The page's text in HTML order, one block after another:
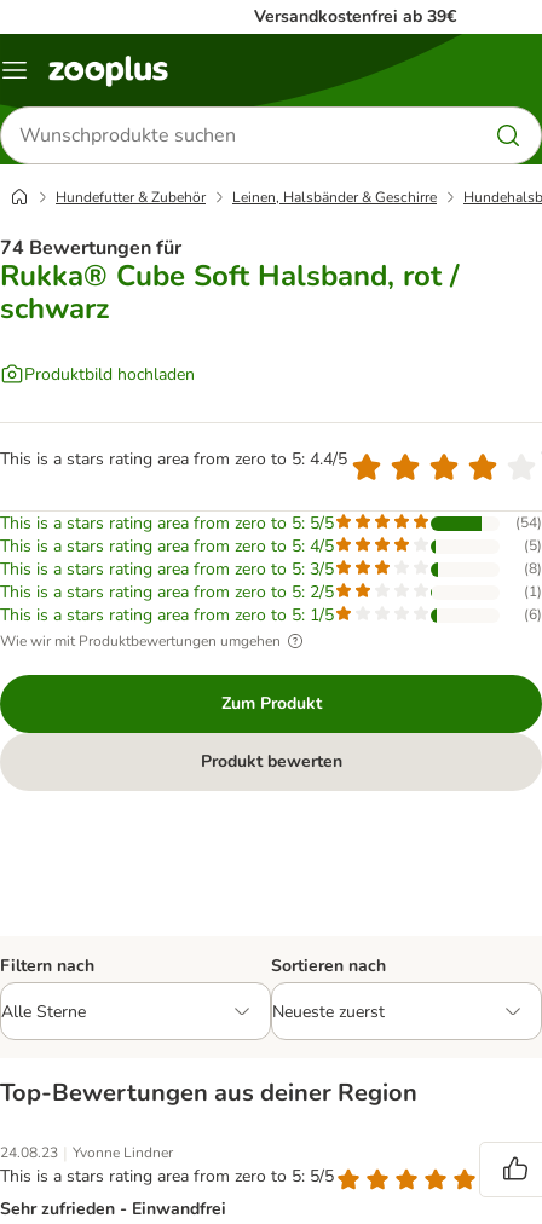
Versandkostenfrei ab 39€
Menü
Produkte
suchen
Hundefutter & Zubehör Leinen, Halsbänder & Geschirre
74 Bewertungen für
Rukka® Cube Soft Halsband, rot /
schwarz
Produktbild hochladen
This is a stars rating area from zero to 5: 4.4/5
This is a stars rating area from zero to 5: 5/5 (54)
This is a stars rating area from zero to 5: 4/5 (5)
This is a stars rating area from zero to 5: 3/5 (8)
This is a stars rating area from zero to 5: 2/5 (1)
This is a stars rating area from zero to 5: 1/5 (6)
Wie wir mit Produktbewertungen umgehen
Zum Produkt
Produkt bewerten
Filtern nach Sortieren nach
Top‑Bewertungen aus deiner Region
24.08.23 | Yvonne Lindner
This is a stars rating area from zero to 5: 5/5
Sehr zufrieden - Einwandfrei